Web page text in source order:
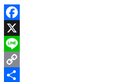
Facebook
X
Line
Copy